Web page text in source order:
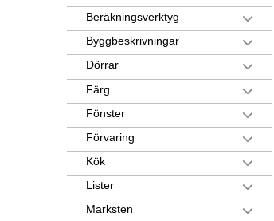
Beräkningsverktyg
Byggbeskrivningar
Dörrar
Färg
Fönster
Förvaring
Kök
Lister
Marksten